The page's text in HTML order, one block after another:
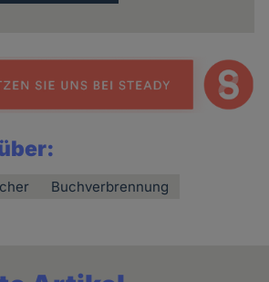
Buchverbrennung